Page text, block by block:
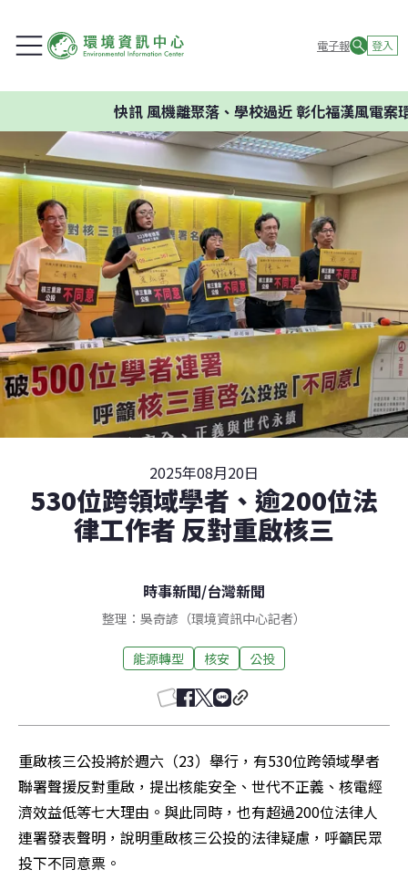
電子報 登入
風機離聚落、學校過近 彰化福漢風電案環委建
2025年08月20日
530位跨領域學者、逾200位法
律工作者 反對重啟核三
時事新聞/台灣新聞
整理：吳奇諺（環境資訊中心記者）
能源轉型 核安 公投
重啟核三公投將於週六（23）舉行，有530位跨領域學者
聯署聲援反對重啟，提出核能安全、世代不正義、核電經
濟效益低等七大理由。與此同時，也有超過200位法律人
連署發表聲明，說明重啟核三公投的法律疑慮，呼籲民眾
投下不同意票。